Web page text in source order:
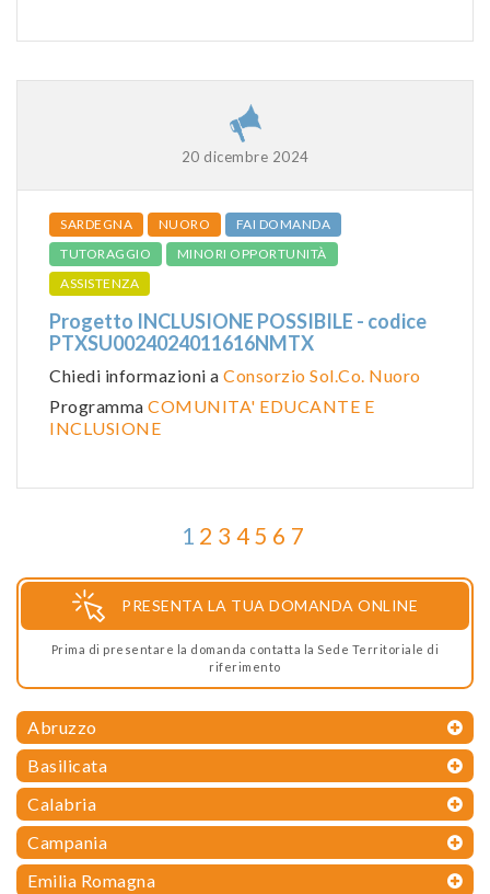
20 dicembre 2024
SARDEGNA NUORO
FAI DOMANDA
TUTORAGGIO
MINORI OPPORTUNITÀ
ASSISTENZA
Progetto INCLUSIONE POSSIBILE - codice
PTXSU0024024011616NMTX
Chiedi informazioni a Consorzio Sol.Co. Nuoro
Programma COMUNITA' EDUCANTE E
INCLUSIONE
1 2 3 4 5 6 7
PRESENTA LA TUA DOMANDA ONLINE
Prima di presentare la domanda contatta la Sede Territoriale di
riferimento
Abruzzo
Basilicata
Calabria
Campania
Emilia Romagna